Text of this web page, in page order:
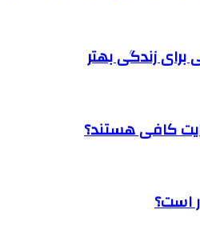
زندگی بهتر
کافی هستند؟
است؟